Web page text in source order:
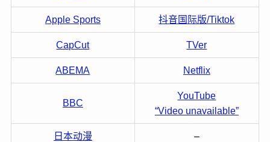
Apple Sports 抖音国际版/Tiktok
CapCut TVer
ABEMA Netflix
BBC
YouTube
“Video unavailable”
日本动漫 –